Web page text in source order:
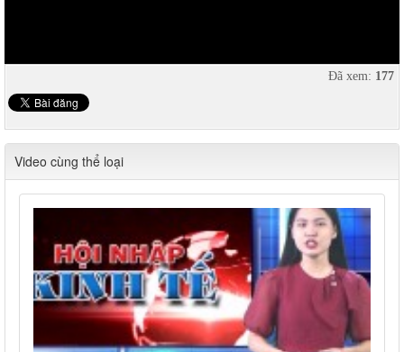
Đã xem: 177
Video cùng thể loại